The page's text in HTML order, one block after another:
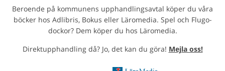
Beroende på kommunens upphandlingsavtal köper du våra
böcker hos Adlibris, Bokus eller Läromedia. Spel och Flugo-
dockor? Dem köper du hos Läromedia.
Direktupphandling då? Jo, det kan du göra! Mejla oss!